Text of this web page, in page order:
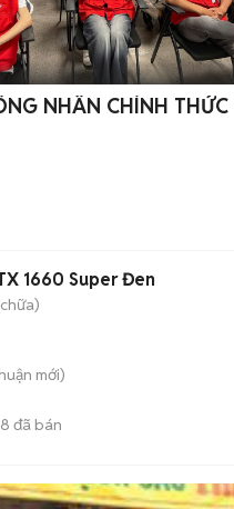
NHÂN CHÍNH THỨC
1660 Super Đen
mới)
đã bán